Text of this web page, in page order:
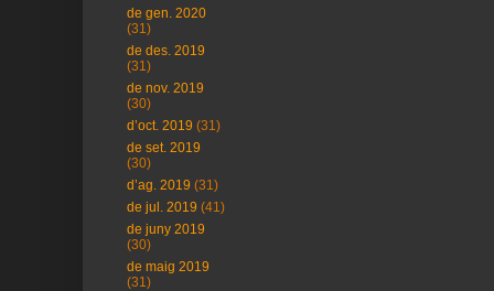
de gen. 2020
(31)
de des. 2019
(31)
de nov. 2019
(30)
d’oct. 2019 (31)
de set. 2019
(30)
d’ag. 2019 (31)
de jul. 2019 (41)
de juny 2019
(30)
de maig 2019
(31)